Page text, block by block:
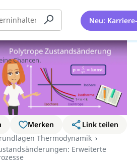
Neu:
Merken
Link teilen
Thermodynamik
Erweiterte
Chancen.